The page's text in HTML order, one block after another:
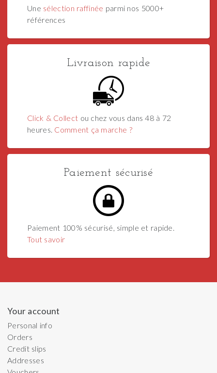
Une sélection raffinée parmi nos 5000+
références
Livraison rapide
Click & Collect ou chez vous dans 48 à 72
heures. Comment ça marche ?
Paiement sécurisé
Paiement 100% sécurisé, simple et rapide.
Tout savoir
Your account
Personal info
Orders
Credit slips
Addresses